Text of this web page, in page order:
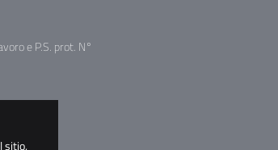
sitio,
e P.S. prot. N°